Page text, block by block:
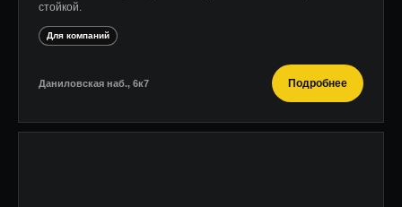
стойкой.
Для компаний
Даниловская наб., 6к7 Подробнее